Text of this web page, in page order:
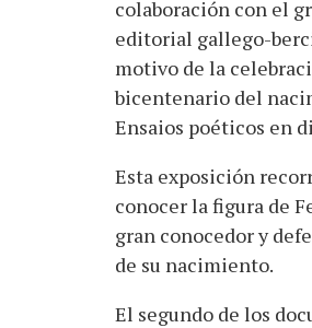
colaboración con el
editorial gallego-
motivo de la
bicentenario del
Ensaios poéticos en
Esta exposición
conocer la figura de
gran conocedor y
de su nacimiento.
El segundo de los